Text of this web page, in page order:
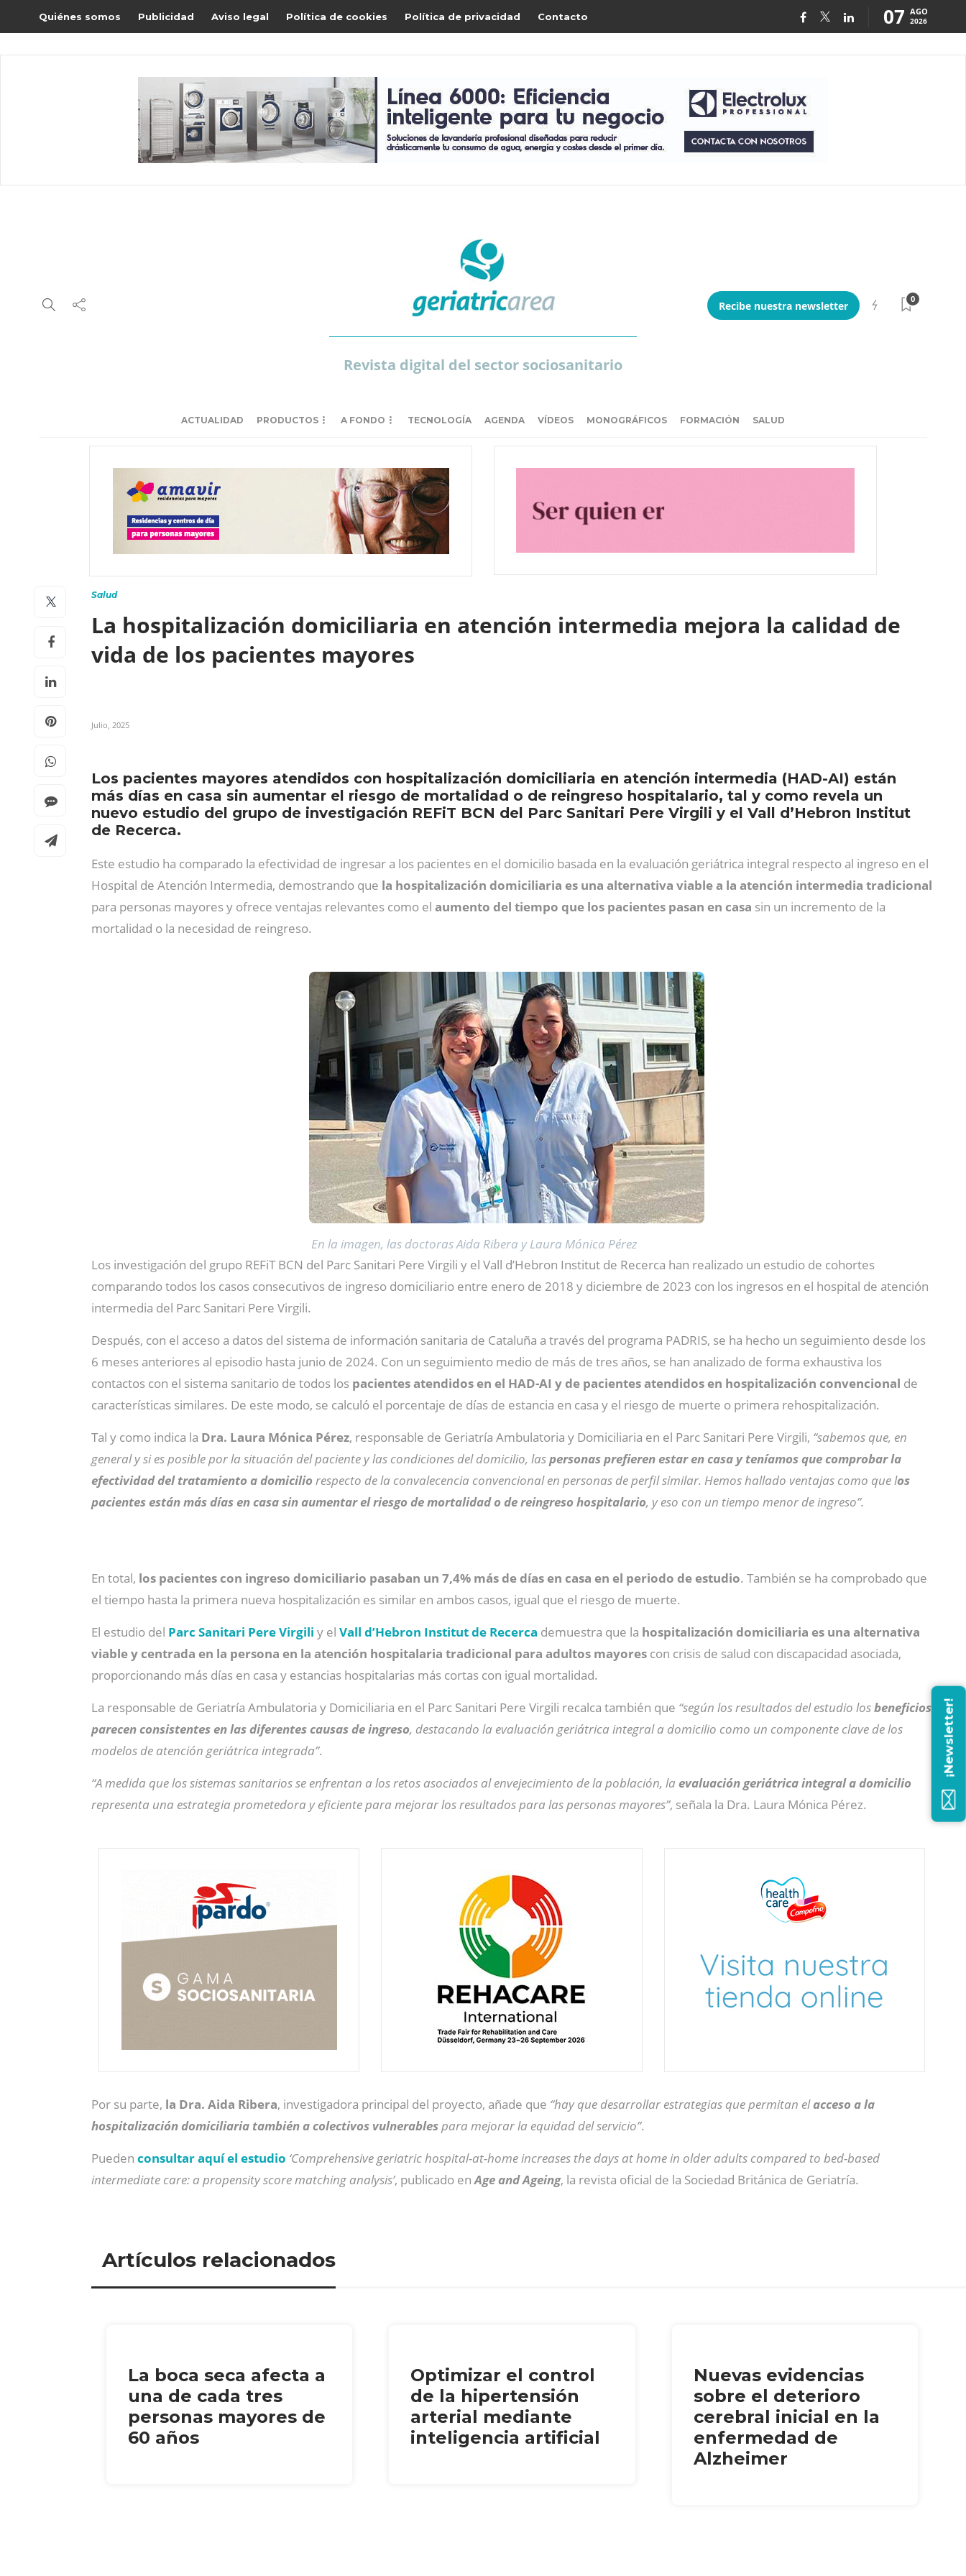
Quiénes somos Publicidad Aviso legal Política de cookies Política de privacidad Contacto 07 AGO
2026
Revista digital del sector sociosanitario
Recibe nuestra newsletter
0
ACTUALIDAD PRODUCTOS A FONDO TECNOLOGÍA AGENDA VÍDEOS MONOGRÁFICOS FORMACIÓN SALUD
Salud
La hospitalización domiciliaria en atención intermedia mejora la calidad de
vida de los pacientes mayores
Julio, 2025
Los pacientes mayores atendidos con hospitalización domiciliaria en atención intermedia (HAD-AI) están
más días en casa sin aumentar el riesgo de mortalidad o de reingreso hospitalario, tal y como revela un
nuevo estudio del grupo de investigación REFiT BCN del Parc Sanitari Pere Virgili y el Vall d’Hebron Institut
de Recerca.
Este estudio ha comparado la efectividad de ingresar a los pacientes en el domicilio basada en la evaluación geriátrica integral respecto al ingreso en el
Hospital de Atención Intermedia, demostrando que la hospitalización domiciliaria es una alternativa viable a la atención intermedia tradicional
para personas mayores y ofrece ventajas relevantes como el aumento del tiempo que los pacientes pasan en casa sin un incremento de la
mortalidad o la necesidad de reingreso.
En la imagen, las doctoras Aida Ribera y Laura Mónica Pérez
Los investigación del grupo REFiT BCN del Parc Sanitari Pere Virgili y el Vall d’Hebron Institut de Recerca han realizado un estudio de cohortes
comparando todos los casos consecutivos de ingreso domiciliario entre enero de 2018 y diciembre de 2023 con los ingresos en el hospital de atención
intermedia del Parc Sanitari Pere Virgili.
Después, con el acceso a datos del sistema de información sanitaria de Cataluña a través del programa PADRIS, se ha hecho un seguimiento desde los
6 meses anteriores al episodio hasta junio de 2024. Con un seguimiento medio de más de tres años, se han analizado de forma exhaustiva los
contactos con el sistema sanitario de todos los pacientes atendidos en el HAD-AI y de pacientes atendidos en hospitalización convencional de
características similares. De este modo, se calculó el porcentaje de días de estancia en casa y el riesgo de muerte o primera rehospitalización.
Tal y como indica la Dra. Laura Mónica Pérez, responsable de Geriatría Ambulatoria y Domiciliaria en el Parc Sanitari Pere Virgili, “sabemos que, en
general y si es posible por la situación del paciente y las condiciones del domicilio, laspersonas prefieren estar en casa y teníamos que comprobar la
efectividad del tratamiento a domicilio respecto de la convalecencia convencional en personas de perfil similar. Hemos hallado ventajas como que los
pacientes están más días en casa sin aumentar el riesgo de mortalidad o de reingreso hospitalario, y eso con un tiempo menor de ingreso”.
En total, los pacientes con ingreso domiciliario pasaban un 7,4% más de días en casa en el periodo de estudio. También se ha comprobado que
el tiempo hasta la primera nueva hospitalización es similar en ambos casos, igual que el riesgo de muerte.
El estudio del Parc Sanitari Pere Virgili y el Vall d’Hebron Institut de Recerca demuestra que la hospitalización domiciliaria es una alternativa
viable y centrada en la persona en la atención hospitalaria tradicional para adultos mayores con crisis de salud con discapacidad asociada,
proporcionando más días en casa y estancias hospitalarias más cortas con igual mortalidad.
La responsable de Geriatría Ambulatoria y Domiciliaria en el Parc Sanitari Pere Virgili recalca también que “según los resultados del estudio losbeneficios
parecen consistentes en las diferentes causas de ingreso, destacando la evaluación geriátrica integral a domicilio como un componente clave de los
modelos de atención geriátrica integrada”.
“A medida que los sistemas sanitarios se enfrentan a los retos asociados al envejecimiento de la población, la evaluación geriátrica integral a domicilio
representa una estrategia prometedora y eficiente para mejorar los resultados para las personas mayores”, señala la Dra. Laura Mónica Pérez.
Por su parte, la Dra. Aida Ribera, investigadora principal del proyecto, añade que “hay que desarrollar estrategias que permitan elacceso a la
hospitalización domiciliaria también a colectivos vulnerablespara mejorar la equidad del servicio”.
Pueden consultar aquí el estudio ‘Comprehensive geriatric hospital-at-home increases the days at home in older adults compared to bed-based
intermediate care: a propensity score matching analysis’, publicado en Age and Ageing, la revista oficial de la Sociedad Británica de Geriatría.
Artículos relacionados
La boca seca afecta a
una de cada tres
personas mayores de
60 años
Optimizar el control
de la hipertensión
arterial mediante
inteligencia artificial
Nuevas evidencias
sobre el deterioro
cerebral inicial en la
enfermedad de
Alzheimer
¡Newsletter!